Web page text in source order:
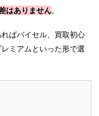
はありません。
ばバイセル、買取初心
ミアムといった形で選